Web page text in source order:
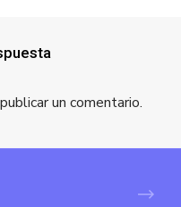
un comentario.